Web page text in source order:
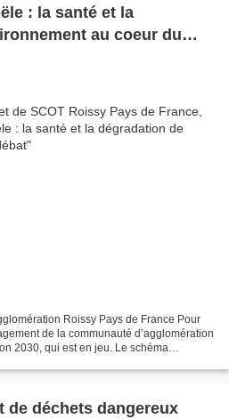
: la santé et la
au coeur du
Roissy Pays de France Pour
de la communauté d’agglomération
2030, qui est en jeu. Le schéma
de déchets dangereux